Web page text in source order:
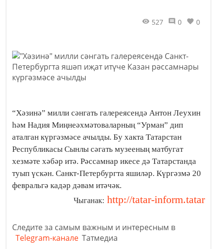
527 0 0
“Хәзинә” милли сәнгать галереясендә Антон Леухин
һәм Надия Миңнеәхмәтоваларның “Урман” дип
аталган күргәзмәсе ачылды. Бу хакта Татарстан
Республикасы Сынлы сәгать музееның матбугат
хезмәте хәбәр итә. Рәссамнар икесе дә Татарстанда
туып үскән. Санкт-Петербургта яшиләр. Күргәзмә 20
февральгә кадәр дәвам итәчәк.
Чыганак: http://tatar-inform.tatar
Следите за самым важным и интересным в
Telegram-канале Татмедиа